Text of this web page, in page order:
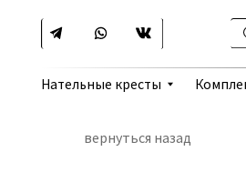
Нательные кресты Комплекты
вернуться назад